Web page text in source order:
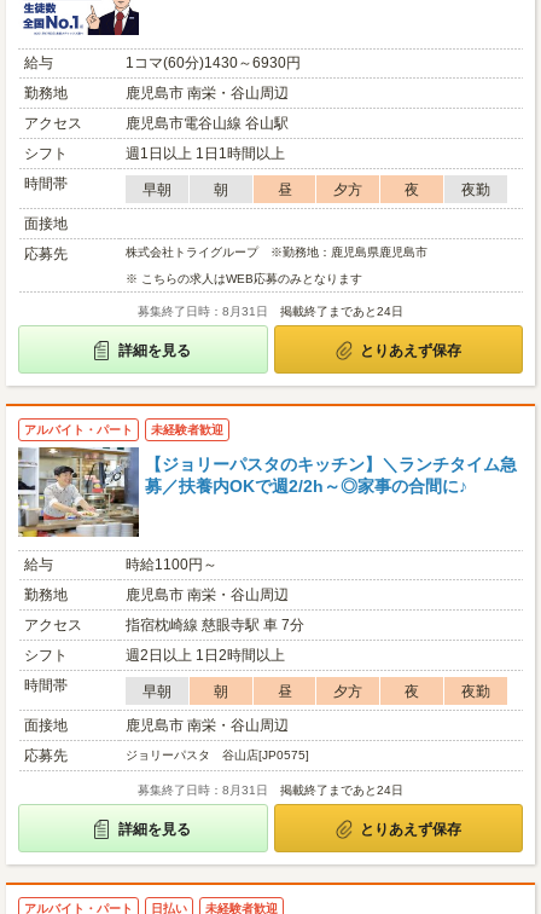
給与
1コマ(60分)1430～6930円
勤務地
鹿児島市 南栄・谷山周辺
アクセス
鹿児島市電谷山線 谷山駅
シフト
週1日以上 1日1時間以上
時間帯
早朝 朝 昼 夕方 夜
夜勤
面接地
応募先
株式会社トライグループ ※勤務地：鹿児島県鹿児島市
※ こちらの求人はWEB応募のみとなります
募集終了日時：8月31日 掲載終了まであと24日
詳細を見る とりあえず保存
アルバイト・パート 未経験者歓迎
【ジョリーパスタのキッチン】＼ランチタイム急
募／扶養内OKで週2/2h～◎家事の合間に♪
給与
時給1100円～
勤務地
鹿児島市 南栄・谷山周辺
アクセス
指宿枕崎線 慈眼寺駅 車 7分
シフト
週2日以上 1日2時間以上
時間帯
早朝 朝 昼 夕方 夜
夜勤
面接地
鹿児島市 南栄・谷山周辺
応募先
ジョリーパスタ 谷山店[JP0575]
募集終了日時：8月31日 掲載終了まであと24日
詳細を見る とりあえず保存
アルバイト・パート 日払い 未経験者歓迎